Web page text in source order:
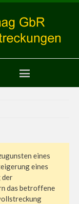
eines
eines
der
das betroffene